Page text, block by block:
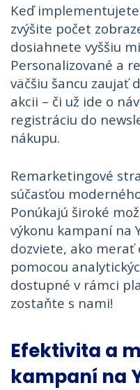
Keď
zvýšite počet
dosiahnete vyššiu
Personalizované a
väčšiu šancu zaujať
akcii – či už ide o
registráciu do
nákupu.
Remarketingové
súčasťou
Ponúkajú široké
výkonu kampaní na
dozviete, ako
pomocou
dostupné v rámci
zostaňte s nami!
Efektivita a
kampaní na